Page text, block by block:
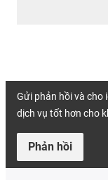
Gửi phản hồi và cho
dịch vụ tốt hơn cho
Phản hồi